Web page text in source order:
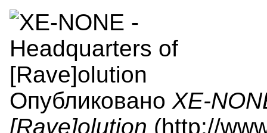
Опубликовано XE-
[Rave]olution (http://